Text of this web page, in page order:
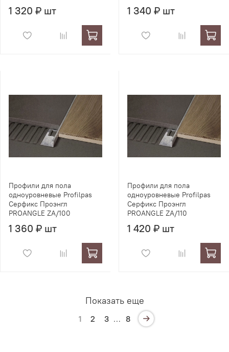
1 320 ₽ шт 1 340 ₽ шт
Профили для пола
одноуровневые Profilpas
Серфикс Проэнгл
PROANGLE ZA/100
1 360 ₽ шт
Профили для пола
одноуровневые Profilpas
Серфикс Проэнгл
PROANGLE ZA/110
1 420 ₽ шт
Показать еще
1 2 3 … 8